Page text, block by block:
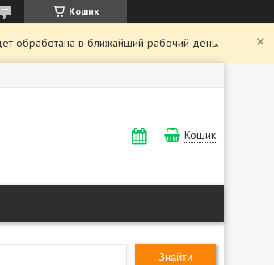
Кошик
обработана в ближайший рабочий день.
Кошик
Знайти